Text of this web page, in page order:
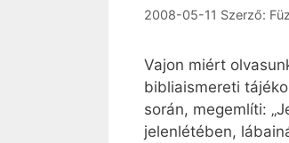
2008-05-11 Szerző:
Vajon miért
bibliaismereti
során, megemlíti:
jelenlétében,